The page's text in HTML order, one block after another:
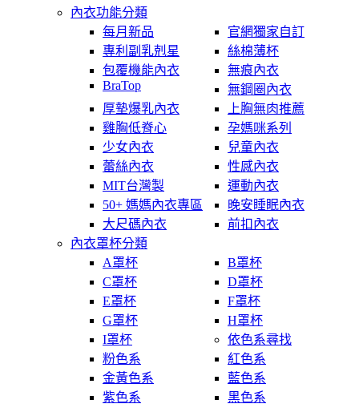
內衣功能分類
每月新品
官網獨家自訂
專利副乳剋星
絲棉薄杯
包覆機能內衣
無痕內衣
BraTop
無鋼圈內衣
厚墊爆乳內衣
上胸無肉推薦
雞胸低脊心
孕媽咪系列
少女內衣
兒童內衣
蕾絲內衣
性感內衣
MIT台灣製
運動內衣
50+ 媽媽內衣專區
晚安睡眠內衣
大尺碼內衣
前扣內衣
內衣罩杯分類
A罩杯
B罩杯
C罩杯
D罩杯
E罩杯
F罩杯
G罩杯
H罩杯
I罩杯
依色系尋找
粉色系
紅色系
金黃色系
藍色系
紫色系
黑色系